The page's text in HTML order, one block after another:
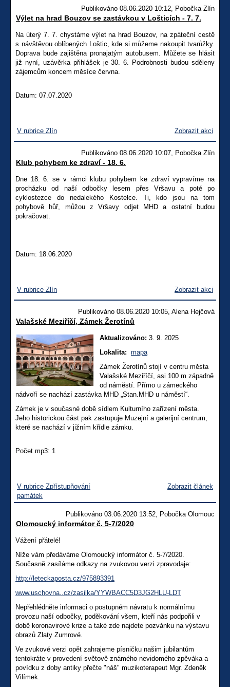
Publikováno 08.06.2020 10:12, Pobočka Zlín
Výlet na hrad Bouzov se zastávkou v Lošticích - 7. 7.
Na úterý 7. 7. chystáme výlet na hrad Bouzov, na zpáteční cestě
s návštěvou oblíbených Loštic, kde si můžeme nakoupit tvarůžky.
Doprava bude zajištěna pronajatým autobusem. Můžete se hlásit
již nyní, uzávěrka přihlášek je 30. 6. Podrobnosti budou sděleny
zájemcům koncem měsíce června.
Datum: 07.07.2020
V rubrice Zlín Zobrazit akci
Publikováno 08.06.2020 10:07, Pobočka Zlín
Klub pohybem ke zdraví - 18. 6.
Dne 18. 6. se v rámci klubu pohybem ke zdraví vypravíme na
procházku od naší odbočky lesem přes Vršavu a poté po
cyklostezce do nedalekého Kostelce. Ti, kdo jsou na tom
pohybově hůř, můžou z Vršavy odjet MHD a ostatní budou
pokračovat.
Datum: 18.06.2020
V rubrice Zlín Zobrazit akci
Publikováno 08.06.2020 10:05, Alena Hejčová
Valašské Meziříčí, Zámek Žerotínů
Aktualizováno: 3. 9. 2025
Lokalita: mapa
Zámek Žerotínů stojí v centru města
Valašské Meziříčí, asi 100 m západně
od náměstí. Přímo u zámeckého
nádvoří se nachází zastávka MHD „Stan.MHD u náměstí“.
Zámek je v současné době sídlem Kulturního zařízení města.
Jeho historickou část pak zastupuje Muzejní a galerijní centrum,
které se nachází v jižním křídle zámku.
Počet mp3: 1
V rubrice Zpřístupňování
památek
Zobrazit článek
Publikováno 03.06.2020 13:52, Pobočka Olomouc
Olomoucký informátor č. 5-7/2020
Vážení přátelé!
Níže vám předáváme Olomoucký informátor č. 5-7/2020.
Současně zasíláme odkazy na zvukovou verzi zpravodaje:
http://leteckaposta.cz/975893391
www.uschovna..cz/zasilka/YYWBACC5D3JG2HLU-LDT
Nepřehlédněte informaci o postupném návratu k normálnímu
provozu naší odbočky, poděkování všem, kteří nás podpořili v
době koronavirové krize a také zde najdete pozvánku na výstavu
obrazů Zlaty Zumrové.
Ve zvukové verzi opět zahrajeme písničku našim jubilantům
tentokráte v provedení světově známého nevidomého zpěváka a
povídku z doby antiky přečte "náš" muzikoterapeut Mgr. Zdeněk
Vilímek.